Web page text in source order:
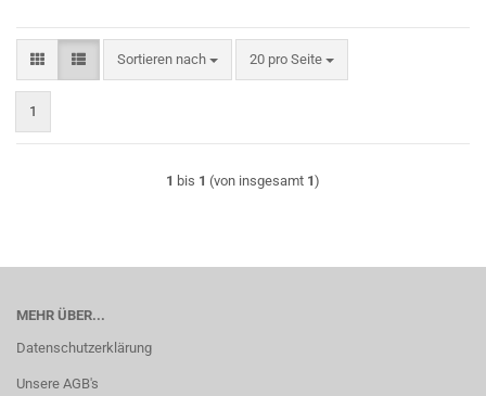
Sortieren nach
Sortieren nach 20 pro Seite
pro Seite
1
1 bis 1 (von insgesamt 1)
MEHR ÜBER...
Datenschutzerklärung
Unsere AGB's